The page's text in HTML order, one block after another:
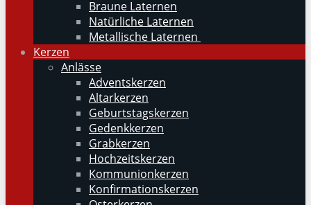
Braune Laternen
Natürliche Laternen
Metallische Laternen
Kerzen
Anlässe
Adventskerzen
Altarkerzen
Geburtstagskerzen
Gedenkkerzen
Grabkerzen
Hochzeitskerzen
Kommunionkerzen
Konfirmationskerzen